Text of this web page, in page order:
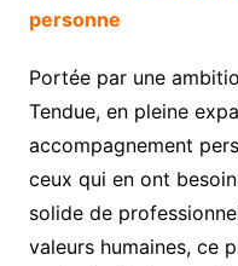
personne
Portée par une
Tendue, en pleine
accompagnement
ceux qui en ont
solide de
valeurs humaines, ce